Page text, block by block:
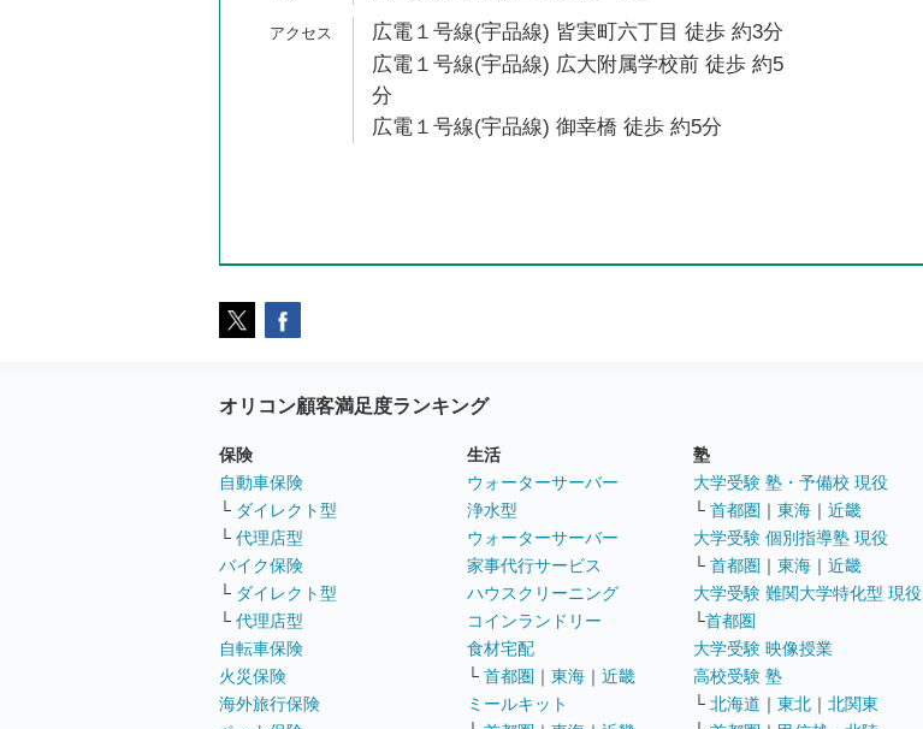
広電１号線(宇品線) 皆実町六丁目 徒歩 約3分
広電１号線(宇品線) 広大附属学校前 徒歩 約5
分
広電１号線(宇品線) 御幸橋 徒歩 約5分
オリコン顧客満足度ランキング
保険
自動車保険
└ ダイレクト型
└ 代理店型
バイク保険
└ ダイレクト型
└ 代理店型
自転車保険
火災保険
海外旅行保険
生活
ウォーターサーバー
浄水型
ウォーターサーバー
家事代行サービス
ハウスクリーニング
コインランドリー
食材宅配
└ 首都圏 ｜ 東海 ｜ 近畿
ミールキット
塾
大学受験 塾・予備校 現役
└ 首都圏 ｜ 東海 ｜ 近畿
大学受験 個別指導塾 現役
└ 首都圏 ｜ 東海 ｜ 近畿
大学受験 難関大学特化型 現役
└首都圏
大学受験 映像授業
高校受験 塾
└ 北海道 ｜ 東北 ｜ 北関東